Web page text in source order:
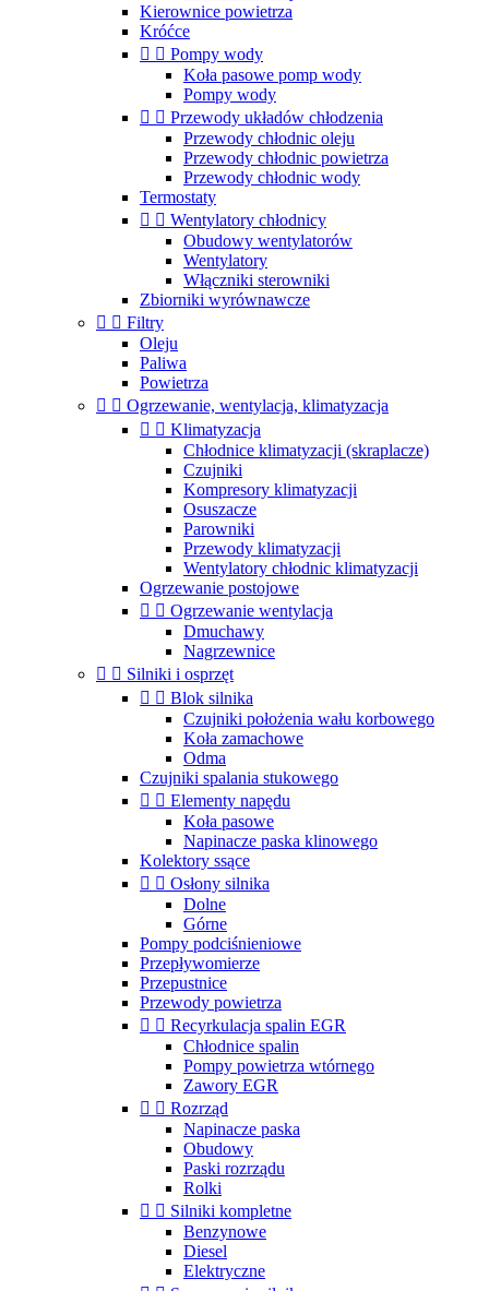
Kierownice powietrza
Króćce
  Pompy wody
Koła pasowe pomp wody
Pompy wody
  Przewody układów chłodzenia
Przewody chłodnic oleju
Przewody chłodnic powietrza
Przewody chłodnic wody
Termostaty
  Wentylatory chłodnicy
Obudowy wentylatorów
Wentylatory
Włączniki sterowniki
Zbiorniki wyrównawcze
  Filtry
Oleju
Paliwa
Powietrza
  Ogrzewanie, wentylacja, klimatyzacja
  Klimatyzacja
Chłodnice klimatyzacji (skraplacze)
Czujniki
Kompresory klimatyzacji
Osuszacze
Parowniki
Przewody klimatyzacji
Wentylatory chłodnic klimatyzacji
Ogrzewanie postojowe
  Ogrzewanie wentylacja
Dmuchawy
Nagrzewnice
  Silniki i osprzęt
  Blok silnika
Czujniki położenia wału korbowego
Koła zamachowe
Odma
Czujniki spalania stukowego
  Elementy napędu
Koła pasowe
Napinacze paska klinowego
Kolektory ssące
  Osłony silnika
Dolne
Górne
Pompy podciśnieniowe
Przepływomierze
Przepustnice
Przewody powietrza
  Recyrkulacja spalin EGR
Chłodnice spalin
Pompy powietrza wtórnego
Zawory EGR
  Rozrząd
Napinacze paska
Obudowy
Paski rozrządu
Rolki
  Silniki kompletne
Benzynowe
Diesel
Elektryczne